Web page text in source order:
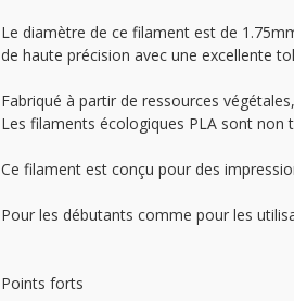
Le diamètre de ce filament est de
de haute précision avec une excellente
Fabriqué à partir de ressources
Les filaments écologiques PLA sont
Ce filament est conçu pour des
Pour les débutants comme pour les
Points forts